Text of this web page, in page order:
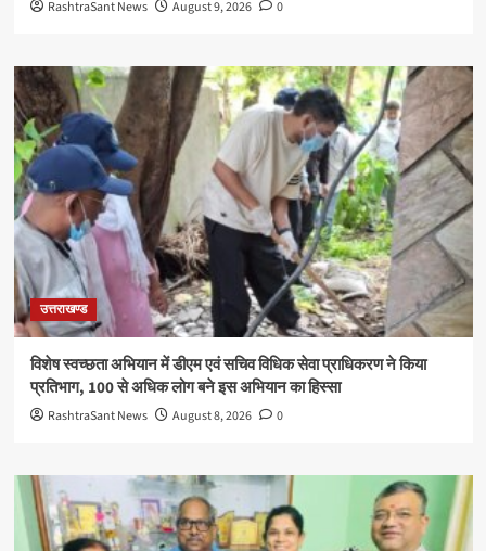
RashtraSant News August 9, 2026 0
उत्तराखण्ड
विशेष स्वच्छता अभियान में डीएम एवं सचिव विधिक सेवा प्राधिकरण ने किया
प्रतिभाग, 100 से अधिक लोग बने इस अभियान का हिस्सा
RashtraSant News August 8, 2026 0